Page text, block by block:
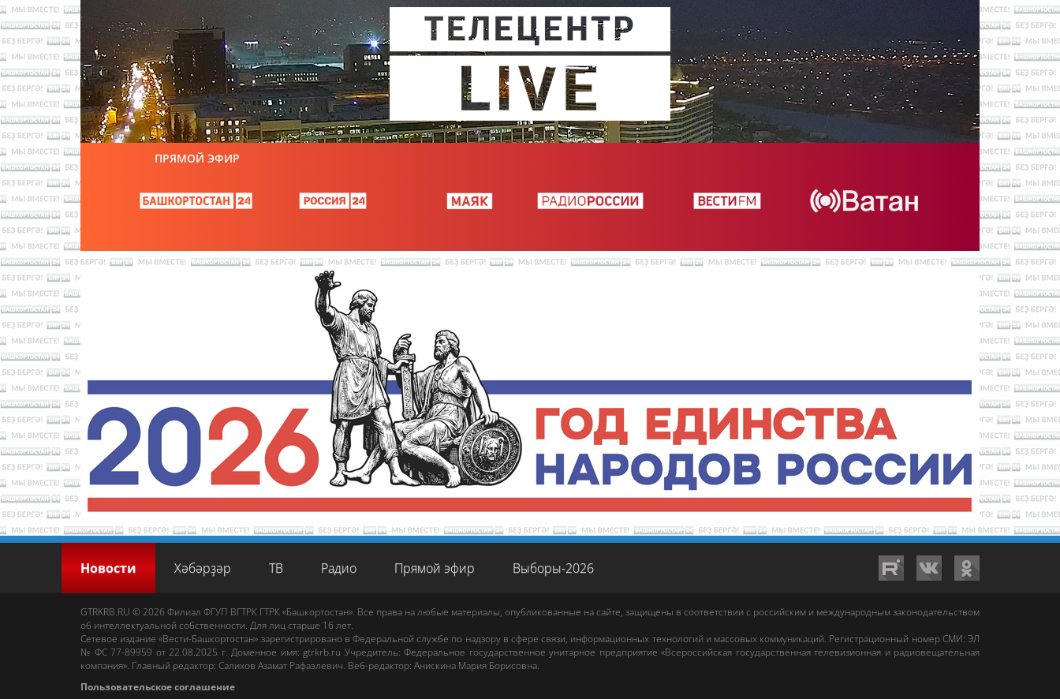
ПРЯМОЙ ЭФИР
Новости Хәбәрҙәр ТВ Радио Прямой эфир Выборы-2026
GTRKRB.RU © 2026 Филиал ФГУП ВГТРК ГТРК «Башкортостан». Все права на любые материалы, опубликованные на сайте, защищены в соответствии с российским и международным законодательством
об интеллектуальной собственности. Для лиц старше 16 лет.
Сетевое издание «Вести-Башкортостан» зарегистрировано в Федеральной службе по надзору в сфере связи, информационных технологий и массовых коммуникаций. Регистрационный номер СМИ: ЭЛ
№ ФС 77-89959 от 22.08.2025 г. Доменное имя:gtrkrb.ru Учредитель: Федеральное государственное унитарное предприятие «Всероссийская государственная телевизионная и радиовещательная
компания». Главный редактор: Салихов Азамат Рафаэлевич. Веб-редактор: Анискина Мария Борисовна.
Пользовательское соглашение